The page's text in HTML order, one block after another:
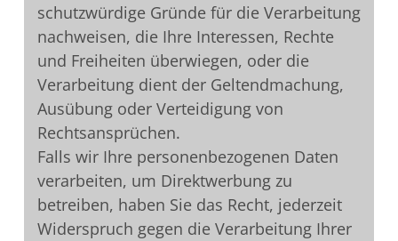
schutzwürdige Gründe für die Verarbeitung
nachweisen, die Ihre Interessen, Rechte
und Freiheiten überwiegen, oder die
Verarbeitung dient der Geltendmachung,
Ausübung oder Verteidigung von
Rechtsansprüchen.
Falls wir Ihre personenbezogenen Daten
verarbeiten, um Direktwerbung zu
betreiben, haben Sie das Recht, jederzeit
Widerspruch gegen die Verarbeitung Ihrer